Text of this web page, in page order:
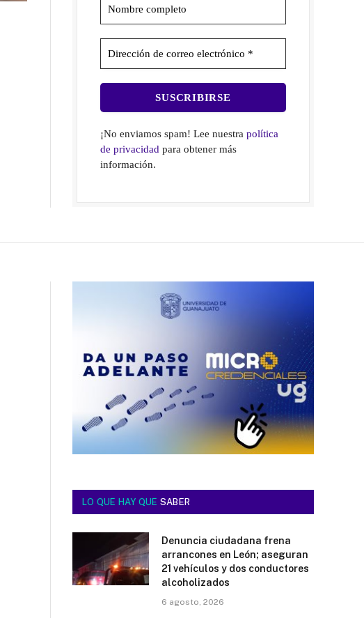
¡No enviamos spam! Lee nuestrapolítica
de privacidad para obtener más
información.
LO QUE HAY QUE SABER
Denuncia ciudadana frena
arrancones en León; aseguran
21 vehículos y dos conductores
alcoholizados
6 agosto, 2026